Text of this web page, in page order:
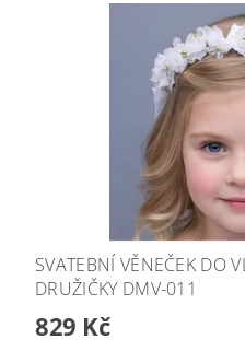
SVATEBNÍ VĚNEČEK DO
DRUŽIČKY DMV-011
829 Kč